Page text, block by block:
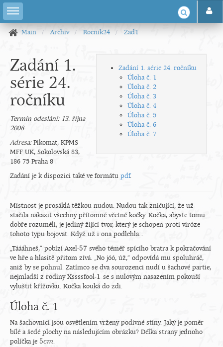
Main Archiv Rocnik24 Zad1
Zadání 1. série 24. ročníku
Úloha č. 1
Úloha č. 2
Úloha č. 3
Úloha č. 4
Úloha č. 5
Úloha č. 6
Úloha č. 7
Zadání 1.
série 24.
ročníku
Termín odeslání: 13. října
2008
Adresa:Pikomat, KPMS
MFF UK, Sokolovská 83,
186 75 Praha 8
Zadání je k dispozici také ve formátu pdf.
Místnost je prosáklá těžkou nudou. Nudou tak zničující, že už
stačila nakazit všechny přítomné včetně kočky. Kočka, abyste tomu
dobře rozuměli, je jediný žijící tvor, který je schopen proti viróze
tohoto typu bojovat. Když už i ona podlehla...
„Táááhneš,“ pobízí Axel-57
57 svého téměř spícího bratra k pokračování
ve hře a hlasitě přitom zívá. „No jóó, úž,“ odpovídá mu spoluhráč,
aniž by se pohnul. Zatímco se dva sourozenci nudí u šachové partie,
nejmladší z rodiny Xssssfool-1
1 se s nulovým nasazením pokouší
vyluštit křížovku. Kočka kouká do zdi.
Úloha č. 1
Na šachovnici jsou osvětlením vrženy podivné stíny. Jaký je poměr
bílé a šedé plochy na následujícím obrázku? Délka strany jednoho
políčka je 5cm
5cm.